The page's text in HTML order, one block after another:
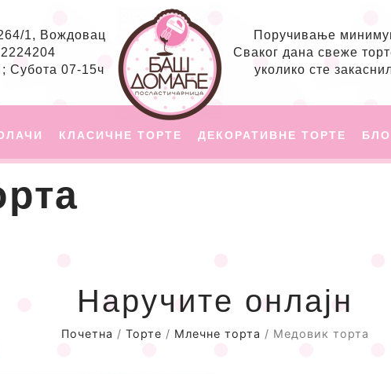
1, Вождовац
Субота 07-15ч
Поручивање
Сваког дана свеже
уколико сте
КЛАСИЧНЕ ТОРТЕ ДЕКОРАТИВНЕ ТОРТЕ
Наручите онлајн
Почетна / Торте / Млечне торта / Медовик торта